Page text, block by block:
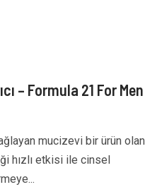
– Formula 21 For Men
mucizevi bir ürün olan
hızlı etkisi ile cinsel